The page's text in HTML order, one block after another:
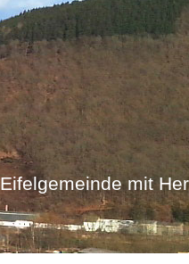
Eifelgemeinde mit